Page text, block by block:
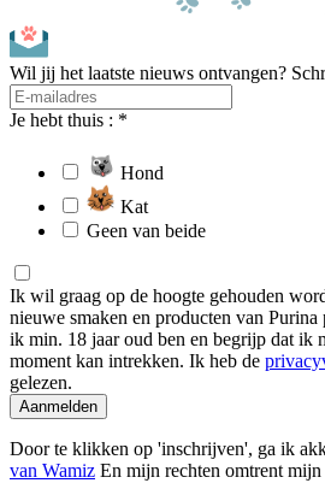
Wil jij het laatste nieuws ontvangen?
Je hebt thuis : *
Hond
Kat
Geen van beide
Ik wil graag op de hoogte gehouden
nieuwe smaken en producten van
ik min. 18 jaar oud ben en begrijp dat ik
moment kan intrekken. Ik heb de
gelezen.
Aanmelden
Door te klikken op 'inschrijven', ga ik
van Wamiz En mijn rechten omtrent